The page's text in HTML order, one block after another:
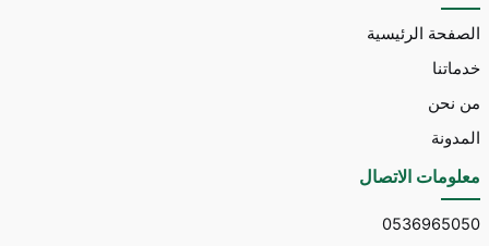
الصفحة الرئيسية
خدماتنا
من نحن
المدونة
معلومات الاتصال
0536965050